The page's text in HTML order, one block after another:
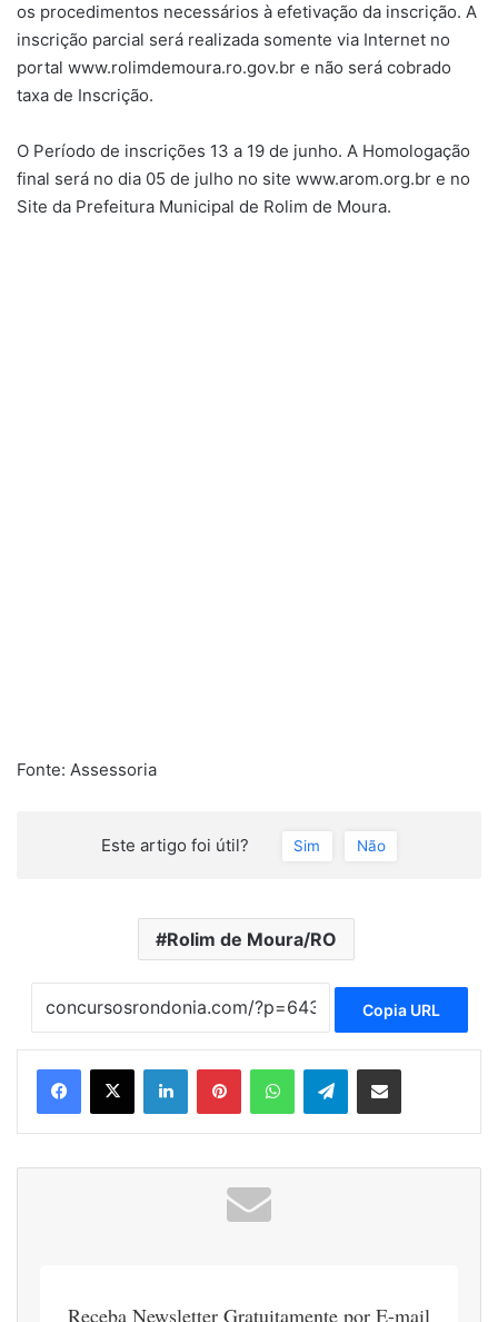
os procedimentos necessários à efetivação da inscrição. A
inscrição parcial será realizada somente via Internet no
portal www.rolimdemoura.ro.gov.br e não será cobrado
taxa de Inscrição.
O Período de inscrições 13 a 19 de junho. A Homologação
final será no dia 05 de julho no site www.arom.org.br e no
Site da Prefeitura Municipal de Rolim de Moura.
Fonte: Assessoria
Este artigo foi útil? Sim Não
Rolim de Moura/RO
Copia URL
LinkedinPinterestWhatsAppTelegramCompartilhar via e-mail